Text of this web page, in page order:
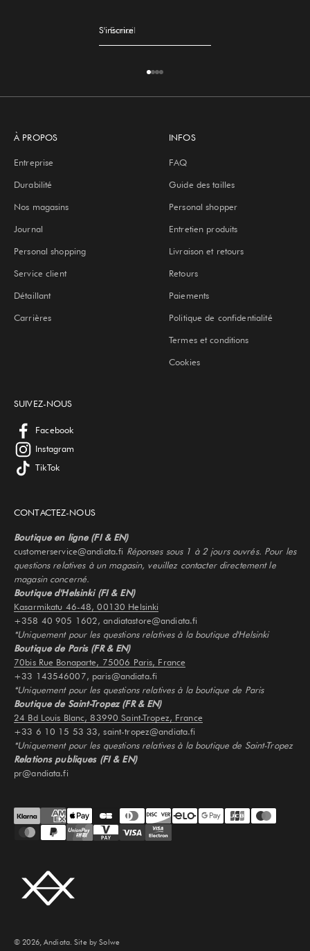
E-mail
S'inscrire
À PROPOS
Entreprise
Durabilité
Nos magasins
Journal
Personal shopping
Service client
Détaillant
Carrières
INFOS
FAQ
Guide des tailles
Personal shopper
Entretien produits
Livraison et retours
Retours
Paiements
Politique de confidentialité
Termes et conditions
Cookies
SUIVEZ-NOUS
Facebook
Instagram
TikTok
CONTACTEZ-NOUS
Boutique en ligne (FI & EN)
customerservice@andiata.fi Réponses sous 1 à 2 jours ouvrés. Pour les
questions relatives à un magasin, veuillez contacter directement le
magasin concerné.
Boutique d'Helsinki (FI & EN)
Kasarmikatu 46-48, 00130 Helsinki
+358 40 905 1602, andiatastore@andiata.fi
*Uniquement pour les questions relatives à la boutique d'Helsinki
Boutique de Paris (FR & EN)
70bis Rue Bonaparte, 75006 Paris, France
+33 143546007, paris@andiata.fi
*Uniquement pour les questions relatives à la boutique de Paris
Boutique de Saint-Tropez (FR & EN)
24 Bd Louis Blanc, 83990 Saint-Tropez, France
+33 6 10 15 53 33, saint-tropez@andiata.fi
*Uniquement pour les questions relatives à la boutique de Saint-Tropez
Relations publiques (FI & EN)
pr@andiata.fi
© 2026, Andiata.Site by Solwe